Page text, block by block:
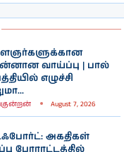
வாய்ப்பு | பால்
எழுச்சி
August 7, 2026
அகதிகள்